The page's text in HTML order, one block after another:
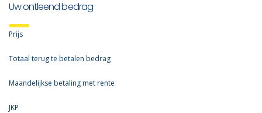
Uw ontleend bedrag
Prijs
Totaal terug te betalen bedrag
Maandelijkse betaling met rente
JKP